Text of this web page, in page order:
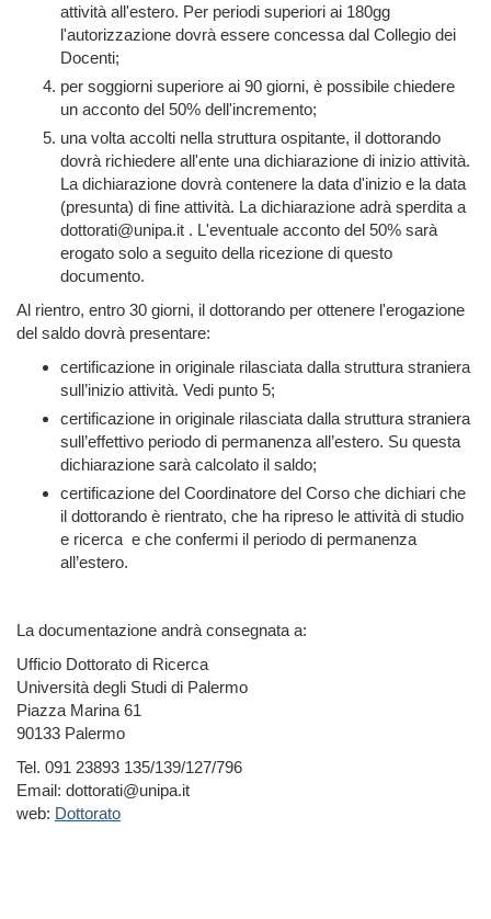
attività all'estero. Per periodi superiori ai 180gg
l'autorizzazione dovrà essere concessa dal Collegio dei
Docenti;
per soggiorni superiore ai 90 giorni, è possibile chiedere
un acconto del 50% dell'incremento;
una volta accolti nella struttura ospitante, il dottorando
dovrà richiedere all'ente una dichiarazione di inizio attività.
La dichiarazione dovrà contenere la data d'inizio e la data
(presunta) di fine attività. La dichiarazione adrà sperdita a
dottorati@unipa.it . L'eventuale acconto del 50% sarà
erogato solo a seguito della ricezione di questo
documento.
Al rientro, entro 30 giorni, il dottorando per ottenere l'erogazione
del saldo dovrà presentare:
certificazione in originale rilasciata dalla struttura straniera
sull’inizio attività. Vedi punto 5;
certificazione in originale rilasciata dalla struttura straniera
sull’effettivo periodo di permanenza all’estero. Su questa
dichiarazione sarà calcolato il saldo;
certificazione del Coordinatore del Corso che dichiari che
il dottorando è rientrato, che ha ripreso le attività di studio
e ricerca e che confermi il periodo di permanenza
all’estero.
La documentazione andrà consegnata a:
Ufficio Dottorato di Ricerca
Università degli Studi di Palermo
Piazza Marina 61
90133 Palermo
Tel. 091 23893 135/139/127/796
Email: dottorati@unipa.it
web: Dottorato